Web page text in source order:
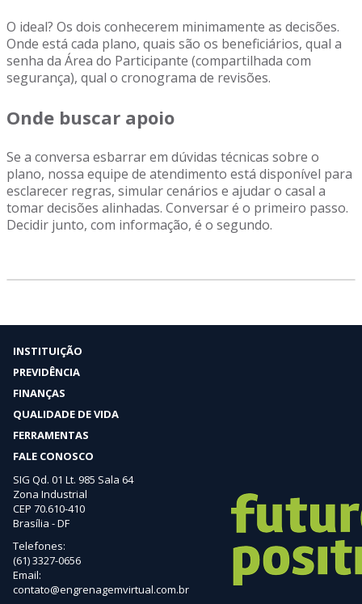
O ideal? Os dois conhecerem minimamente as decisões.
Onde está cada plano, quais são os beneficiários, qual a
senha da Área do Participante (compartilhada com
segurança), qual o cronograma de revisões.
Onde buscar apoio
Se a conversa esbarrar em dúvidas técnicas sobre o
plano, nossa equipe de atendimento está disponível para
esclarecer regras, simular cenários e ajudar o casal a
tomar decisões alinhadas. Conversar é o primeiro passo.
Decidir junto, com informação, é o segundo.
INSTITUIÇÃO
PREVIDÊNCIA
FINANÇAS
QUALIDADE DE VIDA
FERRAMENTAS
FALE CONOSCO
SIG Qd. 01 Lt. 985 Sala 64
Zona Industrial
CEP 70.610-410
Brasília - DF
Telefones:
(61) 3327-0656
Email:
contato@engrenagemvirtual.com.br